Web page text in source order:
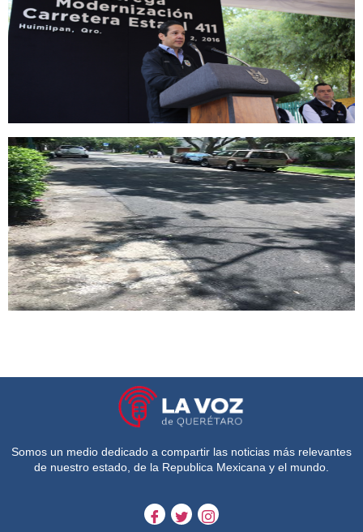
Somos un medio dedicado a compartir las noticias más relevantes
de nuestro estado, de la Republica Mexicana y el mundo.